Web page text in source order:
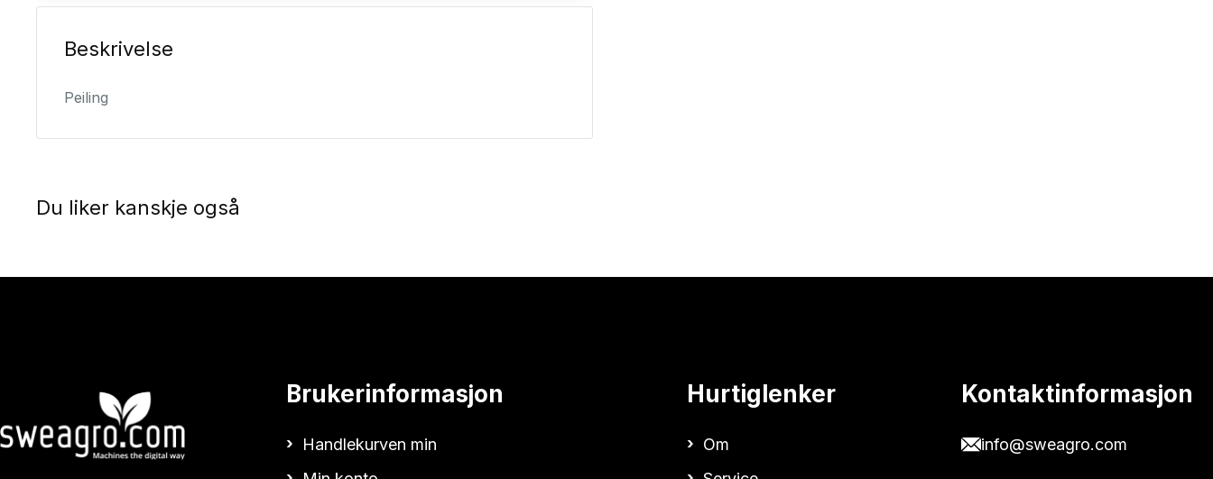
Beskrivelse
Peiling
Du liker kanskje også
Brukerinformasjon
Handlekurven min
Hurtiglenker
Om
Kontaktinformasjon
info@sweagro.com